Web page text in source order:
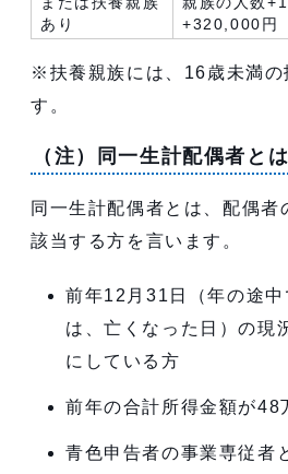
あり
+320,000円
※扶養親族には、16歳未満の
す。
（注）同一生計配偶者とは
同一生計配偶者とは、配偶者
該当する方を言います。
前年12月31日（年の途中
は、亡くなった日）の現
にしている方
前年の合計所得金額が48
青色申告者の事業専従者